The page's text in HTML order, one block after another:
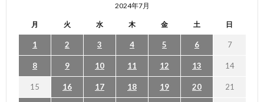
2024年7月
月 火 水 木 金 土 日
1 2 3 4 5 6 7
8 9 10 11 12 13 14
15 16 17 18 19 20 21